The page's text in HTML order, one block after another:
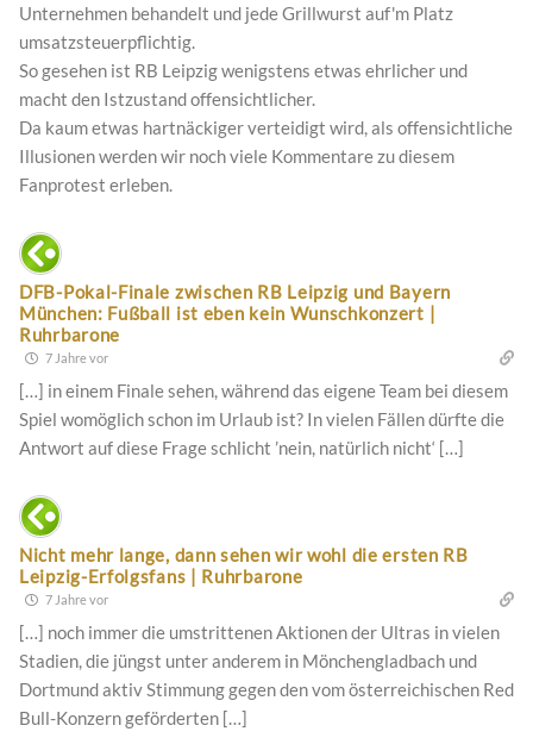
Unternehmen behandelt und jede Grillwurst auf'm Platz
umsatzsteuerpflichtig.
So gesehen ist RB Leipzig wenigstens etwas ehrlicher und
macht den Istzustand offensichtlicher.
Da kaum etwas hartnäckiger verteidigt wird, als offensichtliche
Illusionen werden wir noch viele Kommentare zu diesem
Fanprotest erleben.
DFB-Pokal-Finale zwischen RB Leipzig und Bayern
München: Fußball ist eben kein Wunschkonzert |
Ruhrbarone
7 Jahre vor
[…] in einem Finale sehen, während das eigene Team bei diesem
Spiel womöglich schon im Urlaub ist? In vielen Fällen dürfte die
Antwort auf diese Frage schlicht ’nein, natürlich nicht‘ […]
Nicht mehr lange, dann sehen wir wohl die ersten RB
Leipzig-Erfolgsfans | Ruhrbarone
7 Jahre vor
[…] noch immer die umstrittenen Aktionen der Ultras in vielen
Stadien, die jüngst unter anderem in Mönchengladbach und
Dortmund aktiv Stimmung gegen den vom österreichischen Red
Bull-Konzern geförderten […]